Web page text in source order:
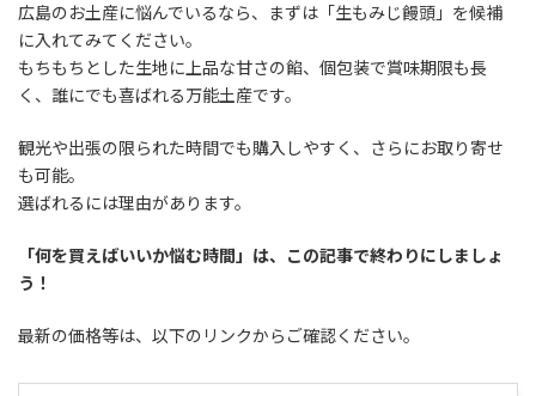
広島のお土産に悩んでいるなら、まずは「生もみじ饅頭」を候補
に入れてみてください。
もちもちとした生地に上品な甘さの餡、個包装で賞味期限も長
く、誰にでも喜ばれる万能土産です。
観光や出張の限られた時間でも購入しやすく、さらにお取り寄せ
も可能。
選ばれるには理由があります。
「何を買えばいいか悩む時間」は、この記事で終わりにしましょ
う！
最新の価格等は、以下のリンクからご確認ください。